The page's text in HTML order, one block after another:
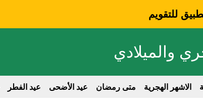
والميلادي
الاشهر الهجرية متى رمضان عيد الأضحى عيد الفطر
للتقويم